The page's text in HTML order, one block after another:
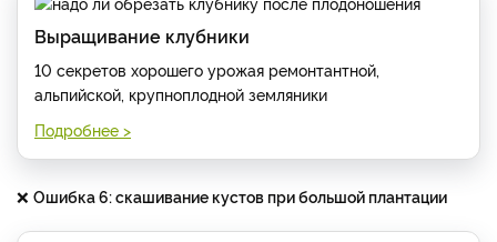
Выращивание клубники
10 секретов хорошего урожая ремонтантной,
альпийской, крупноплодной земляники
Подробнее >
❌ Ошибка 6: скашивание кустов при большой плантации